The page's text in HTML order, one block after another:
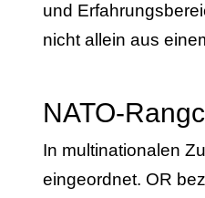
und
nicht allein aus
NATO-
In multinationalen
eingeordnet. OR